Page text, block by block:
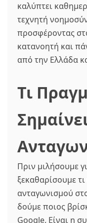
καλύπτει
τεχνητή
προσφέροντας
κατανοητή και
από την Ελλάδα
Τι
Πριν μιλήσουμε
ξεκαθαρίσουμε
ανταγωνισμού
δούμε ποιος
Google. Είναι η